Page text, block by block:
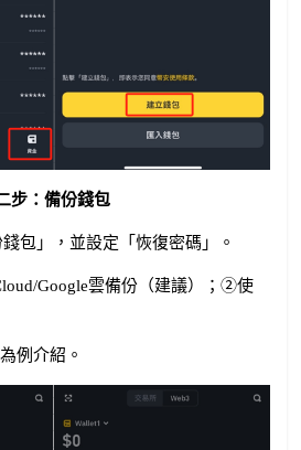
步：備份錢包
包」，並設定「恢復密碼」。
Google雲備份（建議）；②使
例介紹。